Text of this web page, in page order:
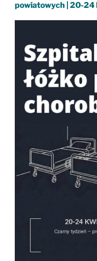
powiatowych | 20-